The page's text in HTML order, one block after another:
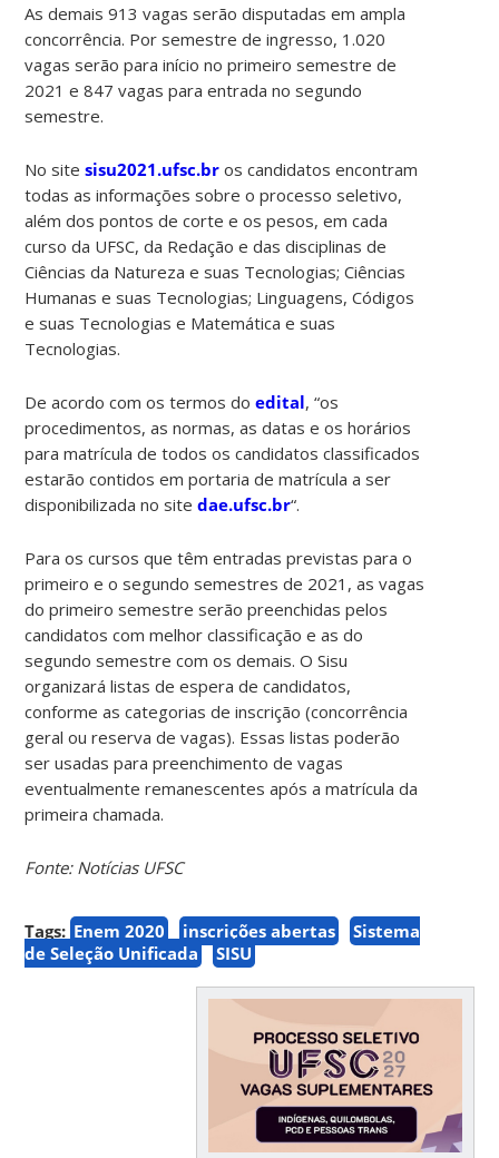
As demais 913 vagas serão disputadas em ampla
concorrência. Por semestre de ingresso, 1.020
vagas serão para início no primeiro semestre de
2021 e 847 vagas para entrada no segundo
semestre.
No sitesisu2021.ufsc.br os candidatos encontram
todas as informações sobre o processo seletivo,
além dos pontos de corte e os pesos, em cada
curso da UFSC, da Redação e das disciplinas de
Ciências da Natureza e suas Tecnologias; Ciências
Humanas e suas Tecnologias; Linguagens, Códigos
e suas Tecnologias e Matemática e suas
Tecnologias.
De acordo com os termos doedital, “os
procedimentos, as normas, as datas e os horários
para matrícula de todos os candidatos classificados
estarão contidos em portaria de matrícula a ser
disponibilizada no sitedae.ufsc.br“.
Para os cursos que têm entradas previstas para o
primeiro e o segundo semestres de 2021, as vagas
do primeiro semestre serão preenchidas pelos
candidatos com melhor classificação e as do
segundo semestre com os demais. O Sisu
organizará listas de espera de candidatos,
conforme as categorias de inscrição (concorrência
geral ou reserva de vagas). Essas listas poderão
ser usadas para preenchimento de vagas
eventualmente remanescentes após a matrícula da
primeira chamada.
Fonte: Notícias UFSC
Tags: Enem 2020 inscrições abertas
Sistema
de Seleção Unificada
SISU